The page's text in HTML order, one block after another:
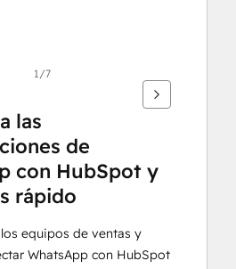
1/7
las
de
con HubSpot y
rápido
equipos de ventas y
WhatsApp con HubSpot